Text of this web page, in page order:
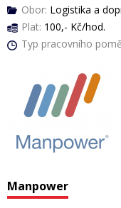
Obor: Logistika a
Plat: 100,- Kč/hod.
Typ pracovního
Manpower